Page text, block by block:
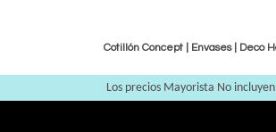
Cotillón Concept | Envases| Deco
Los precios Mayorista No incluyen